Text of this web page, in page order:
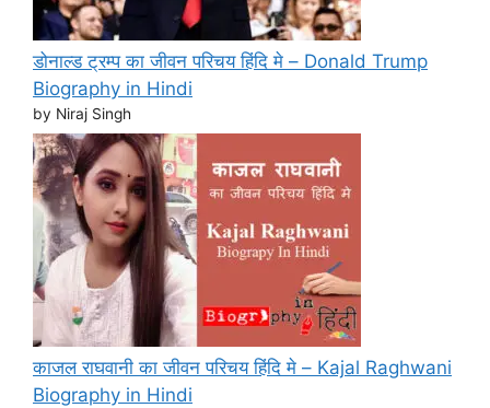
डोनाल्ड ट्रम्प का जीवन परिचय हिंदि मे – Donald Trump
Biography in Hindi
by Niraj Singh
काजल राघवानी का जीवन परिचय हिंदि मे – Kajal Raghwani
Biography in Hindi